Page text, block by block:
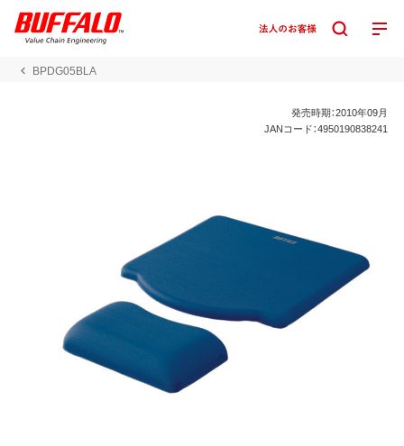
BPDG05BLA
発売時期：2010年09月
JANコード：4950190838241